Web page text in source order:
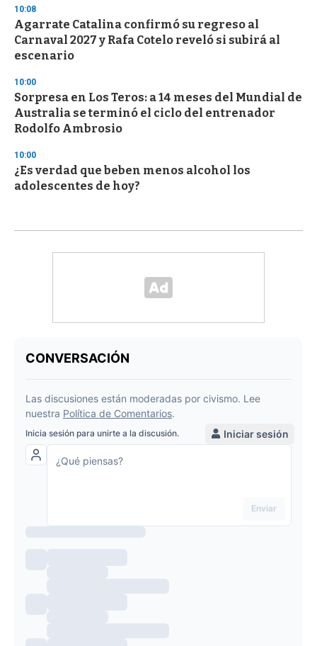
10:08
Agarrate Catalina confirmó su regreso al
Carnaval 2027 y Rafa Cotelo reveló si subirá al
escenario
10:00
Sorpresa en Los Teros: a 14 meses del Mundial de
Australia se terminó el ciclo del entrenador
Rodolfo Ambrosio
10:00
¿Es verdad que beben menos alcohol los
adolescentes de hoy?